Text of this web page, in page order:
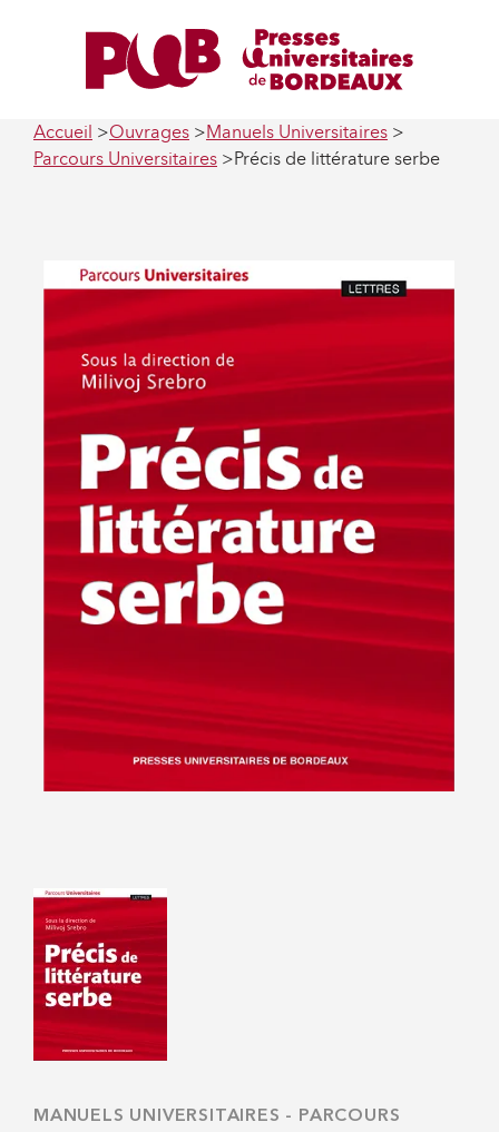
Accueil Ouvrages
Manuels Universitaires
Parcours Universitaires
Précis de littérature serbe
MANUELS UNIVERSITAIRES -
PARCOURS